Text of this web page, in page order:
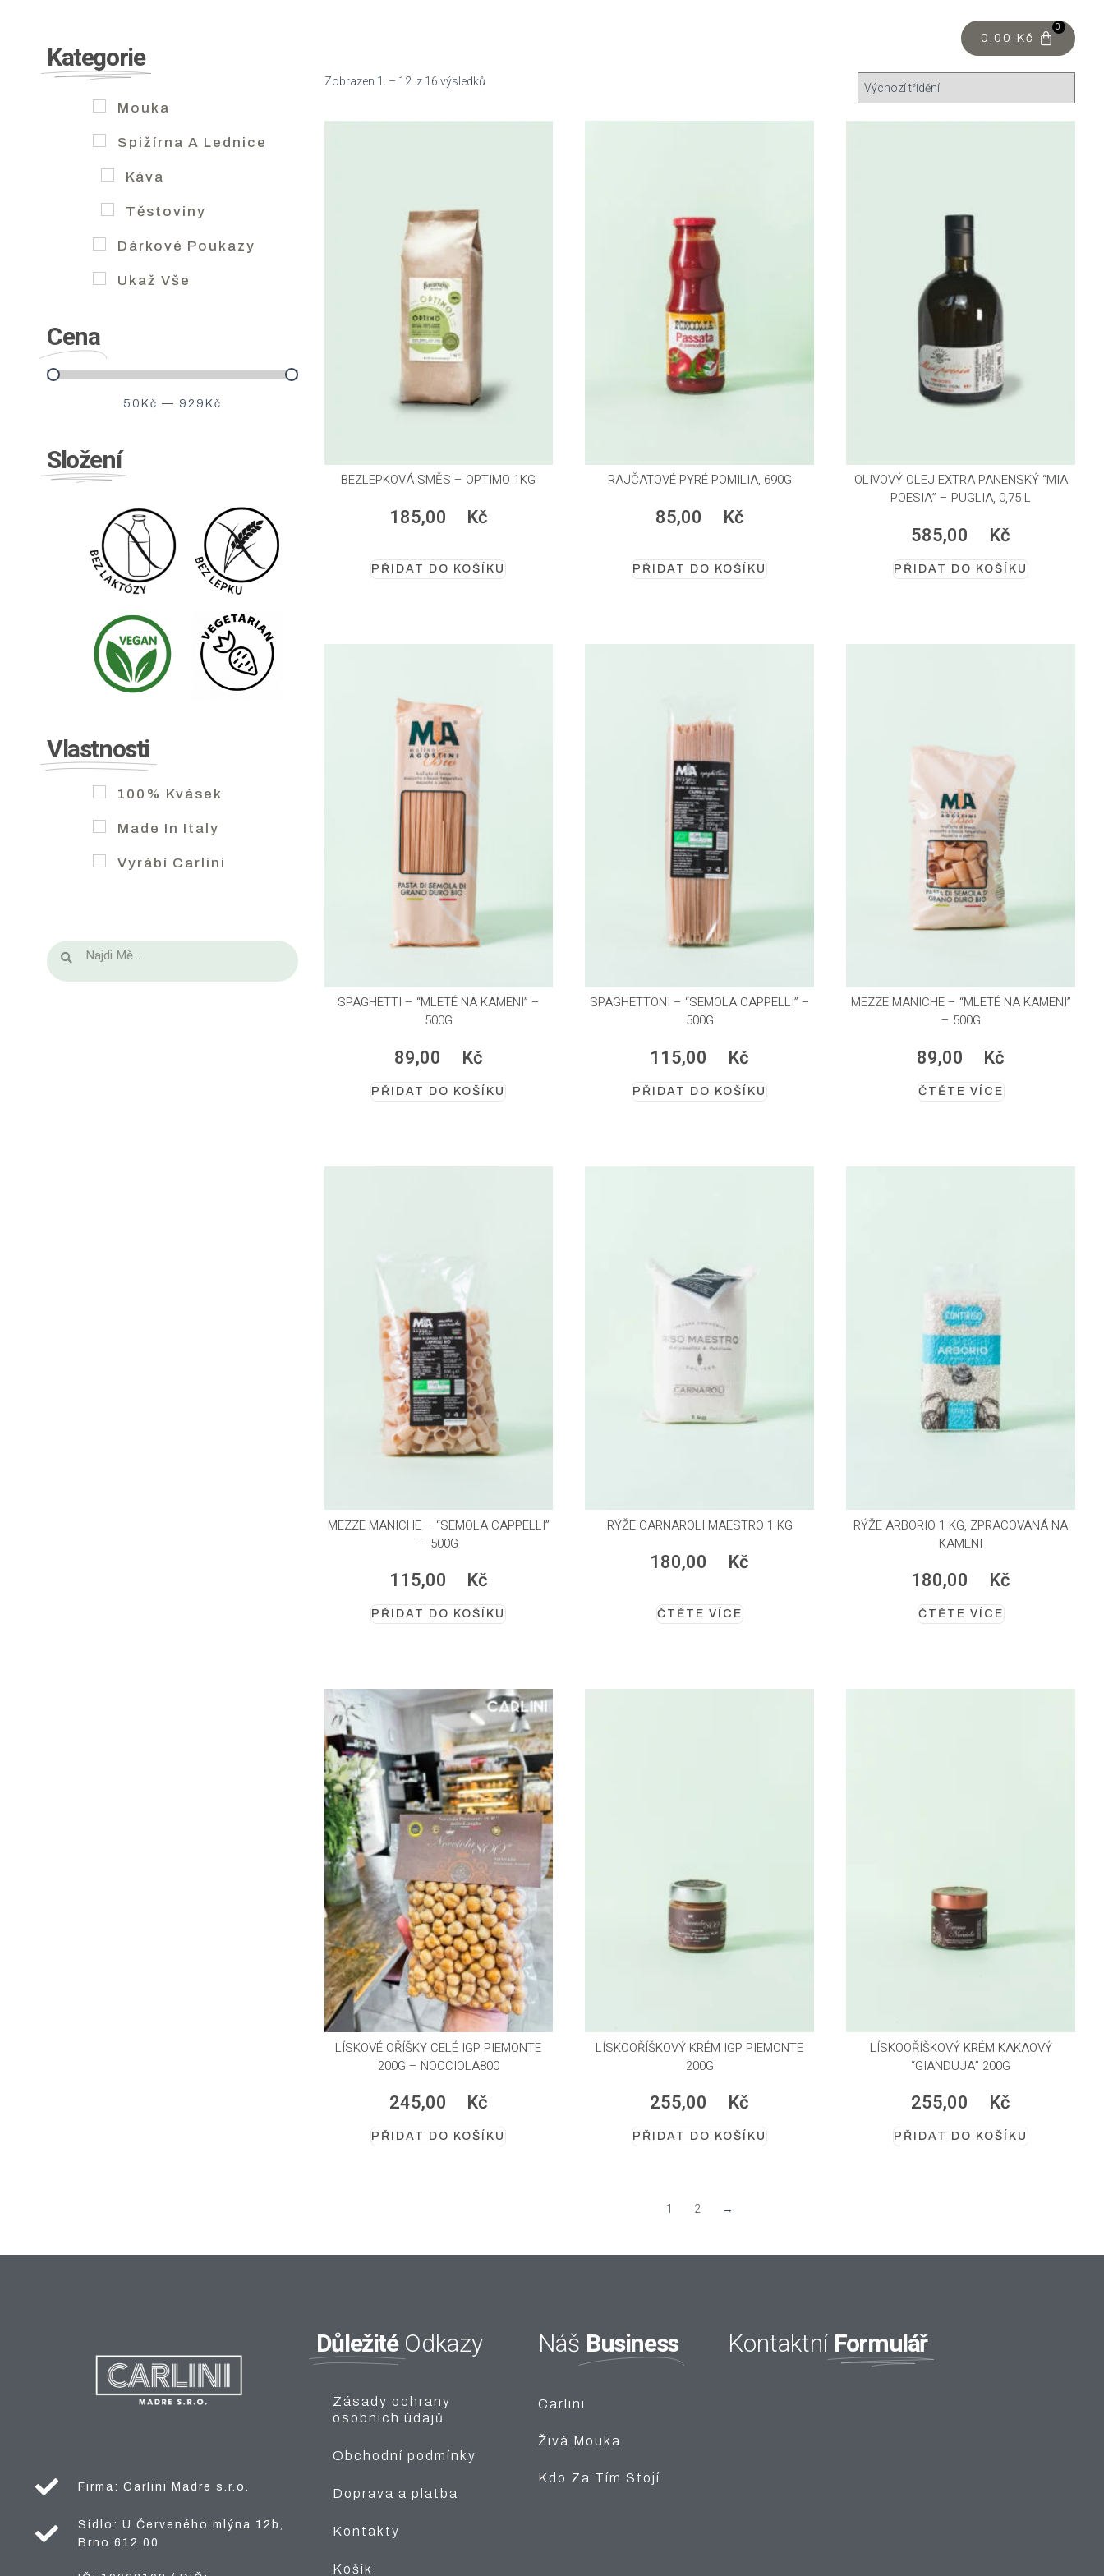
Kategorie
Mouka
Spižírna A Lednice
Káva
Těstoviny
Dárkové Poukazy
Ukaž Vše
Cena
50 Kč — 929 Kč
Složení
Vlastnosti
100% Kvásek
Made In Italy
Vyrábí Carlini
0,00 Kč
0
Zobrazen 1. – 12. z 16 výsledků
BEZLEPKOVÁ SMĚS – OPTIMO 1KG
185,00 Kč
PŘIDAT DO KOŠÍKU
RAJČATOVÉ PYRÉ POMILIA, 690G
85,00 Kč
PŘIDAT DO KOŠÍKU
OLIVOVÝ OLEJ EXTRA PANENSKÝ “MIA
POESIA” – PUGLIA, 0,75 L
585,00 Kč
PŘIDAT DO KOŠÍKU
SPAGHETTI – “MLETÉ NA KAMENI” –
500G
89,00 Kč
PŘIDAT DO KOŠÍKU
SPAGHETTONI – “SEMOLA CAPPELLI” –
500G
115,00 Kč
PŘIDAT DO KOŠÍKU
MEZZE MANICHE – “MLETÉ NA KAMENI”
– 500G
89,00 Kč
ČTĚTE VÍCE
MEZZE MANICHE – “SEMOLA CAPPELLI”
– 500G
115,00 Kč
PŘIDAT DO KOŠÍKU
RÝŽE CARNAROLI MAESTRO 1 KG
180,00 Kč
ČTĚTE VÍCE
RÝŽE ARBORIO 1 KG, ZPRACOVANÁ NA
KAMENI
180,00 Kč
ČTĚTE VÍCE
LÍSKOVÉ OŘÍŠKY CELÉ IGP PIEMONTE
200G – NOCCIOLA800
245,00 Kč
PŘIDAT DO KOŠÍKU
LÍSKOOŘÍŠKOVÝ KRÉM IGP PIEMONTE
200G
255,00 Kč
PŘIDAT DO KOŠÍKU
LÍSKOOŘÍŠKOVÝ KRÉM KAKAOVÝ
“GIANDUJA” 200G
255,00 Kč
PŘIDAT DO KOŠÍKU
1 2 →
Firma: Carlini Madre s.r.o.
Sídlo: U Červeného mlýna 12b,
Brno 612 00
Důležité Odkazy
Zásady ochrany
osobních údajů
Obchodní podmínky
Doprava a platba
Kontakty
Košík
Náš Business
Carlini
Živá Mouka
Kdo Za Tím Stojí
Kontaktní Formulář